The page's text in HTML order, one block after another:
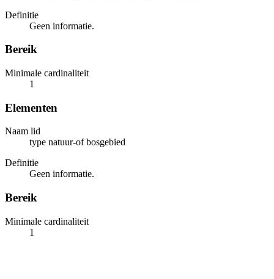
Definitie
Geen informatie.
Bereik
Minimale cardinaliteit
1
Elementen
Naam lid
type natuur-of bosgebied
Definitie
Geen informatie.
Bereik
Minimale cardinaliteit
1